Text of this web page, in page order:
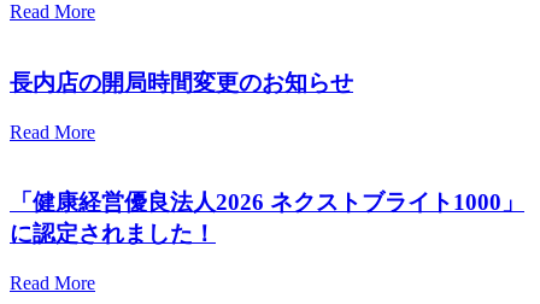
Read More
長内店の開局時間変更のお知らせ
Read More
「健康経営優良法人2026 ネクストブライト1000」
に認定されました！
Read More